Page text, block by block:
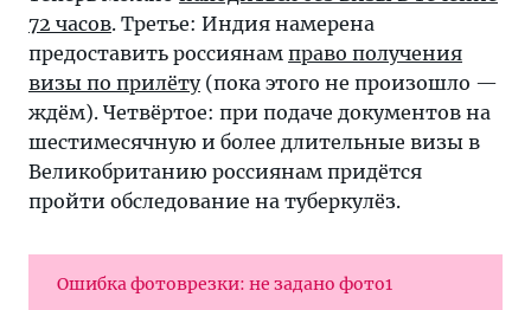
72 часов. Третье: Индия намерена
предоставить россиянам право получения
визы по прилёту(пока этого не произошло —
ждём). Четвёртое: при подаче документов на
шестимесячную и более длительные визы в
Великобританию россиянам придётся
пройти обследование на туберкулёз.
Ошибка фотоврезки: не задано фото1